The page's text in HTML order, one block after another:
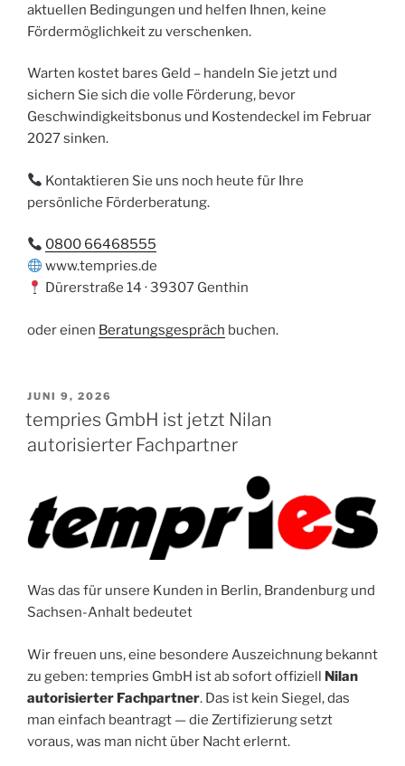
aktuellen Bedingungen und helfen Ihnen, keine
Fördermöglichkeit zu verschenken.
Warten kostet bares Geld – handeln Sie jetzt und
sichern Sie sich die volle Förderung, bevor
Geschwindigkeitsbonus und Kostendeckel im Februar
2027 sinken.
Kontaktieren Sie uns noch heute für Ihre
persönliche Förderberatung.
0800 66468555
www.tempries.de
Dürerstraße 14 · 39307 Genthin
oder einen Beratungsgespräch buchen.
VERÖFFENTLICHT
AM
JUNI 9, 2026
tempries GmbH ist jetzt Nilan
autorisierter Fachpartner
Was das für unsere Kunden in Berlin, Brandenburg und
Sachsen-Anhalt bedeutet
Wir freuen uns, eine besondere Auszeichnung bekannt
zu geben: tempries GmbH ist ab sofort offiziell Nilan
autorisierter Fachpartner. Das ist kein Siegel, das
man einfach beantragt — die Zertifizierung setzt
voraus, was man nicht über Nacht erlernt.